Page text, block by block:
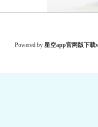
Powered by 星空app官网版下载